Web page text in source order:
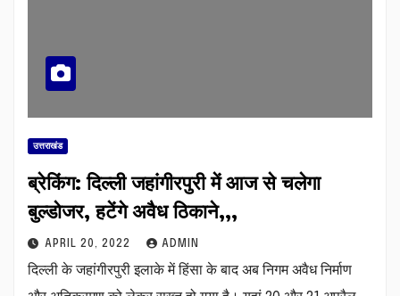
उत्तराखंड
ब्रेकिंग: दिल्ली जहांगीरपुरी में आज से चलेगा
बुल्डोजर, हटेंगे अवैध ठिकाने,,,
APRIL 20, 2022 ADMIN
दिल्ली के जहांगीरपुरी इलाके में हिंसा के बाद अब निगम अवैध निर्माण